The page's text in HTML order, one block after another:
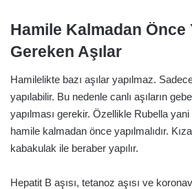
Hamile Kalmadan Önce
Gereken Aşılar
Hamilelikte bazı aşılar yapılmaz.
yapılabilir. Bu nedenle canlı aşıların
yapılması gerekir. Özellikle Rubella yani
hamile kalmadan önce yapılmalıdır.
kabakulak ile beraber yapılır.
Hepatit B aşısı, tetanoz aşısı ve